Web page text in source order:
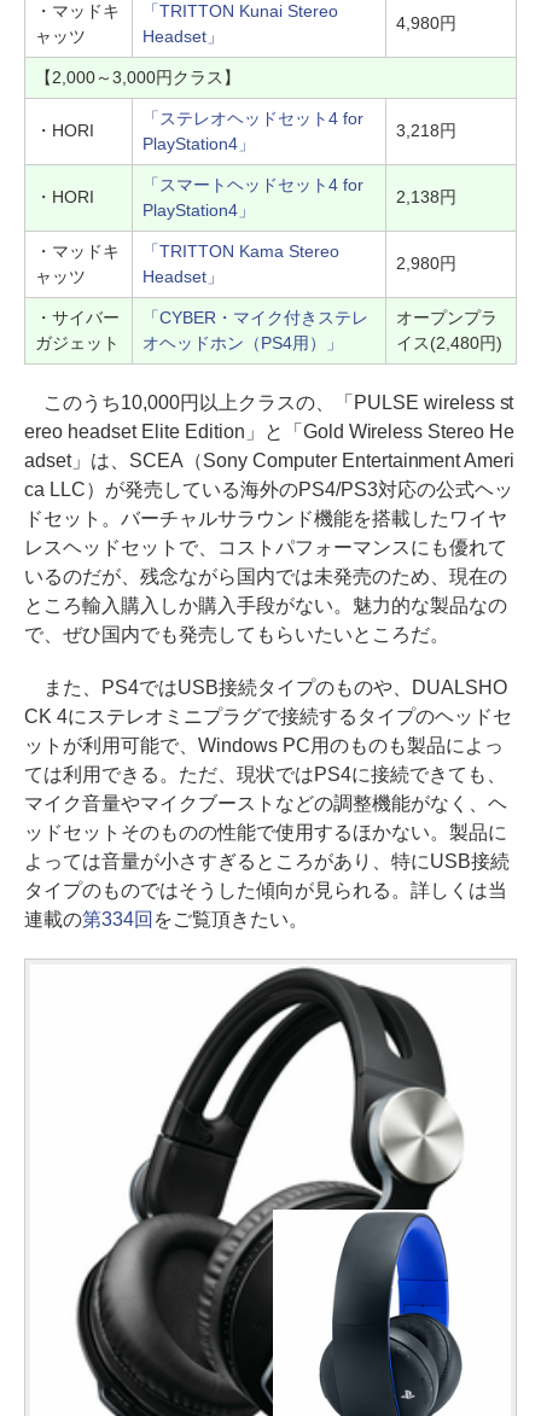
・マッドキ
ャッツ
「TRITTON Kunai Stereo
Headset」
4,980円
【2,000～3,000円クラス】
・HORI
「ステレオヘッドセット4 for
PlayStation4」
3,218円
・HORI
「スマートヘッドセット4 for
PlayStation4」
2,138円
・マッドキ
ャッツ
「TRITTON Kama Stereo
Headset」
2,980円
・サイバー
ガジェット
「CYBER・マイク付きステレ
オヘッドホン（PS4用）」
オープンプラ
イス(2,480円)
このうち10,000円以上クラスの、「PULSE wireless st
ereo headset Elite Edition」と「Gold Wireless Stereo He
adset」は、SCEA（Sony Computer Entertainment Ameri
ca LLC）が発売している海外のPS4/PS3対応の公式ヘッ
ドセット。バーチャルサラウンド機能を搭載したワイヤ
レスヘッドセットで、コストパフォーマンスにも優れて
いるのだが、残念ながら国内では未発売のため、現在の
ところ輸入購入しか購入手段がない。魅力的な製品なの
で、ぜひ国内でも発売してもらいたいところだ。
また、PS4ではUSB接続タイプのものや、DUALSHO
CK 4にステレオミニプラグで接続するタイプのヘッドセ
ットが利用可能で、Windows PC用のものも製品によっ
ては利用できる。ただ、現状ではPS4に接続できても、
マイク音量やマイクブーストなどの調整機能がなく、ヘ
ッドセットそのものの性能で使用するほかない。製品に
よっては音量が小さすぎるところがあり、特にUSB接続
タイプのものではそうした傾向が見られる。詳しくは当
連載の第334回 をご覧頂きたい。